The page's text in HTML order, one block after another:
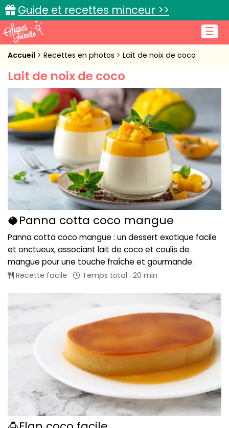
☰
Guide et recettes minceur >>
Accueil
Recettes de cuisine
Cuisine pratique
L'actu cuisine
Connexion
Accueil Recettes en photos Lait de noix de coco
Lait de noix de coco
🥥Panna cotta coco mangue
Panna cotta coco mangue : un dessert exotique facile
et onctueux, associant lait de coco et coulis de
mangue pour une touche fraîche et gourmande.
Recette facile Temps total : 20 min